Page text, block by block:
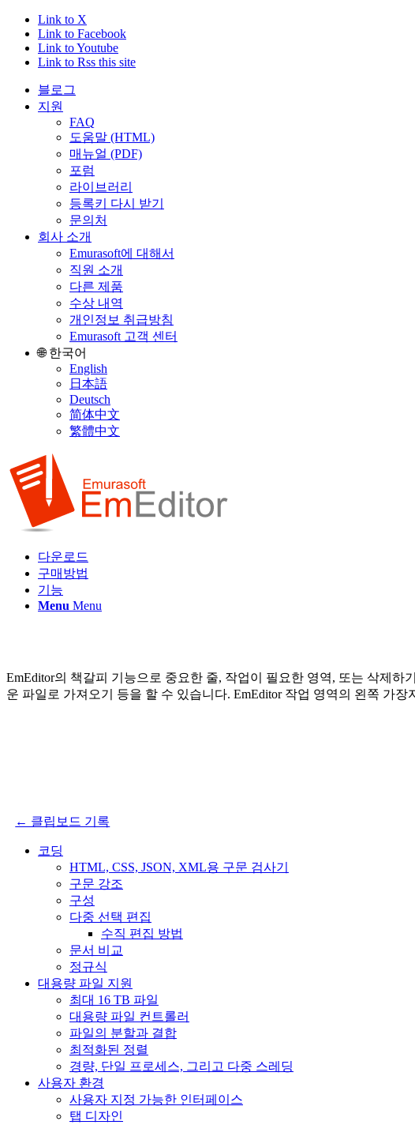
Link to X
Link to Facebook
Link to Youtube
Link to Rss this site
블로그
지원
FAQ
도움말 (HTML)
매뉴얼 (PDF)
포럼
라이브러리
등록키 다시 받기
문의처
회사 소개
Emurasoft에 대해서
직원 소개
다른 제품
수상 내역
개인정보 취급방침
Emurasoft 고객 센터
🌐 한국어
English
日本語
Deutsch
简体中文
繁體中文
다운로드
구매방법
기능
Menu Menu
EmEditor의 책갈피 기능으로 중요한 줄, 작업이 필요한 영역, 또는 삭제
운 파일로 가져오기 등을 할 수 있습니다. EmEditor 작업 영역의 왼쪽 가
← 클립보드 기록
코딩
HTML, CSS, JSON, XML용 구문 검사기
구문 강조
구성
다중 선택 편집
수직 편집 방법
문서 비교
정규식
대용량 파일 지원
최대 16 TB 파일
대용량 파일 컨트롤러
파일의 분할과 결합
최적화된 정렬
경량, 단일 프로세스, 그리고 다중 스레딩
사용자 환경
사용자 지정 가능한 인터페이스
탭 디자인